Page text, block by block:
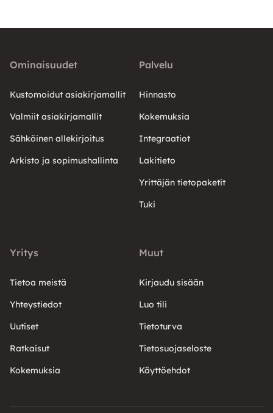
Ominaisuudet
Kustomoidut asiakirjamallit
Valmiit asiakirjamallit
Sähköinen allekirjoitus
Arkisto ja sopimushallinta
Palvelu
Hinnasto
Kokemuksia
Integraatiot
Lakitieto
Yrittäjän tietopaketit
Tuki
Yritys
Tietoa meistä
Yhteystiedot
Uutiset
Ratkaisut
Kokemuksia
Muut
Kirjaudu sisään
Luo tili
Tietoturva
Tietosuojaseloste
Käyttöehdot